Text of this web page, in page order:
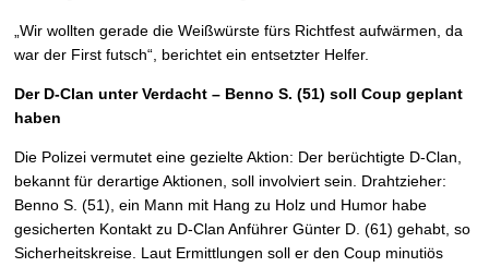
„Wir wollten gerade die Weißwürste fürs Richtfest aufwärmen, da
war der First futsch“, berichtet ein entsetzter Helfer.
Der D-Clan unter Verdacht – Benno S. (51) soll Coup geplant
haben
Die Polizei vermutet eine gezielte Aktion: Der berüchtigte D-Clan,
bekannt für derartige Aktionen, soll involviert sein. Drahtzieher:
Benno S. (51), ein Mann mit Hang zu Holz und Humor habe
gesicherten Kontakt zu D-Clan Anführer Günter D. (61) gehabt, so
Sicherheitskreise. Laut Ermittlungen soll er den Coup minutiös